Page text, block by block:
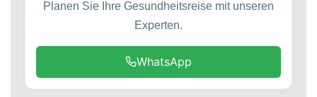
Planen Sie Ihre Gesundheitsreise mit unseren
Experten.
WhatsApp